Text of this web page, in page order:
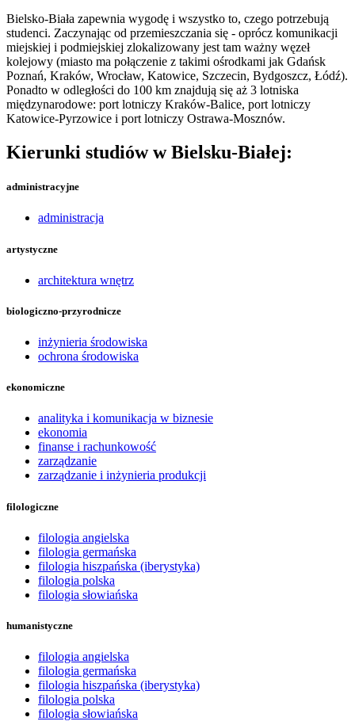
Bielsko-Biała zapewnia wygodę i wszystko to, czego potrzebują
studenci. Zaczynając od przemieszczania się - oprócz komunikacji
miejskiej i podmiejskiej zlokalizowany jest tam ważny węzeł
kolejowy (miasto ma połączenie z takimi ośrodkami jak Gdańsk
Poznań, Kraków, Wrocław, Katowice, Szczecin, Bydgoszcz, Łódź).
Ponadto w odległości do 100 km znajdują się aż 3 lotniska
międzynarodowe: port lotniczy Kraków-Balice, port lotniczy
Katowice-Pyrzowice i port lotniczy Ostrawa-Mosznów.
Kierunki studiów w Bielsku-Białej:
administracyjne
administracja
artystyczne
architektura wnętrz
biologiczno-przyrodnicze
inżynieria środowiska
ochrona środowiska
ekonomiczne
analityka i komunikacja w biznesie
ekonomia
finanse i rachunkowość
zarządzanie
zarządzanie i inżynieria produkcji
filologiczne
filologia angielska
filologia germańska
filologia hiszpańska (iberystyka)
filologia polska
filologia słowiańska
humanistyczne
filologia angielska
filologia germańska
filologia hiszpańska (iberystyka)
filologia polska
filologia słowiańska